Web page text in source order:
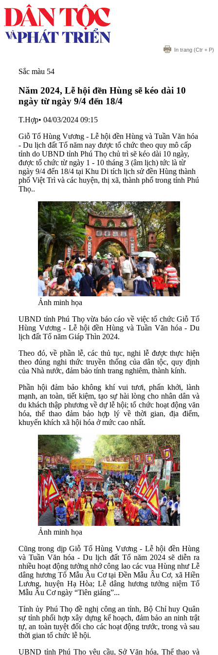
In trang (Ctr + P)
Sắc màu 54
Năm 2024, Lễ hội đền Hùng sẽ kéo dài 10
ngày từ ngày 9/4 đến 18/4
T.Hợp• 04/03/2024 09:15
Giỗ Tổ Hùng Vương - Lễ hội đền Hùng và Tuần Văn hóa
- Du lịch đất Tổ năm nay được tổ chức theo quy mô cấp
tỉnh do UBND tỉnh Phú Thọ chủ trì sẽ kéo dài 10 ngày,
được tổ chức từ ngày 1 - 10 tháng 3 (âm lịch) tức là từ
ngày 9/4 đến 18/4 tại Khu Di tích lịch sử đền Hùng thành
phố Việt Trì và các huyện, thị xã, thành phố trong tỉnh Phú
Thọ..
Ảnh minh họa
UBND tỉnh Phú Thọ vừa báo cáo về việc tổ chức Giỗ Tổ
Hùng Vương - Lễ hội đền Hùng và Tuần Văn hóa - Du
lịch đất Tổ năm Giáp Thìn 2024.
Theo đó, về phần lễ, các thủ tục, nghi lễ được thực hiện
theo đúng nghi thức truyền thống của dân tộc, quy định
của Nhà nước, đảm bảo tính trang nghiêm, thành kính.
Phần hội đảm bảo không khí vui tươi, phấn khởi, lành
mạnh, an toàn, tiết kiệm, tạo sự hài lòng cho nhân dân và
du khách thập phương về dự lễ hội; tổ chức hoạt động văn
hóa, thể thao đảm bảo hợp lý về thời gian, địa điểm,
khuyến khích xã hội hóa ở mức cao nhất.
Ảnh minh họa
Cũng trong dịp Giỗ Tổ Hùng Vương - Lễ hội đền Hùng
và Tuần Văn hóa - Du lịch đất Tổ năm 2024 sẽ diễn ra
nhiều hoạt động tưởng nhớ công lao các vua Hùng như Lễ
dâng hương Tổ Mẫu Âu Cơ tại Đền Mẫu Âu Cơ, xã Hiền
Lương, huyện Hạ Hòa; Lễ dâng hương tưởng niệm Tổ
Mẫu Âu Cơ ngày “Tiên giáng”...
Tỉnh ủy Phú Thọ đề nghị công an tỉnh, Bộ Chỉ huy Quân
sự tỉnh phối hợp xây dựng kế hoạch, đảm bảo an ninh trật
tự, an toàn tuyệt đối cho các hoạt động trước, trong và sau
thời gian tổ chức lễ hội.
UBND tỉnh Phú Thọ yêu cầu, Sở Văn hóa, Thể thao và